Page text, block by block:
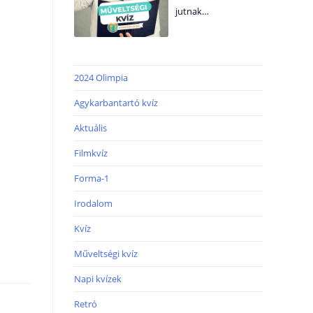
jutnak…
2024 Olimpia
Agykarbantartó kvíz
Aktuális
Filmkvíz
Forma-1
Irodalom
Kvíz
Műveltségi kvíz
Napi kvízek
Retró